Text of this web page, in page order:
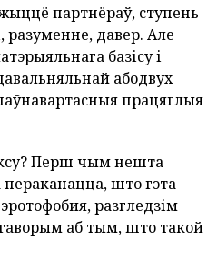
партнёраў, ступень
разуменне, давер. Але
базісу і
абодвух
працяглыя
Перш чым нешта
што гэта
разгледзім
аб тым, што такой